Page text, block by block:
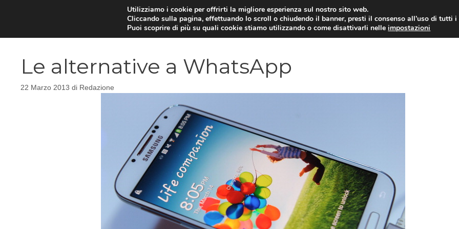
YUAN COIN GOSSIP NEWS DAL
Le alternative a WhatsApp
22 Marzo 2013 di Redazione
Utilizziamo i cookie per offrirti la migliore esperienza sul nostro sito web.
Cliccando sulla pagina, effettuando lo scroll o chiudendo il banner, presti il consenso all’uso di tutti i
Puoi scoprire di più su quali cookie stiamo utilizzando o come disattivarli nelleimpostazioni